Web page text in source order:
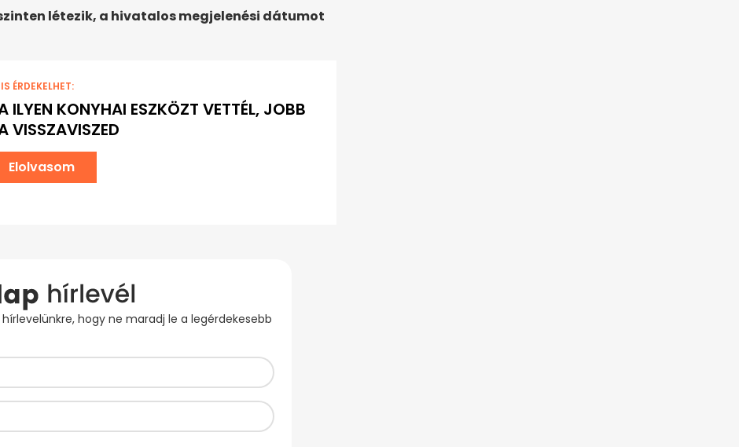
létezik, a hivatalos megjelenési dátumot
ÉRDEKELHET:
ILYEN KONYHAI ESZKÖZT VETTÉL, JOBB
VISSZAVISZED
Elolvasom
hogy ne maradj le a legérdekesebb